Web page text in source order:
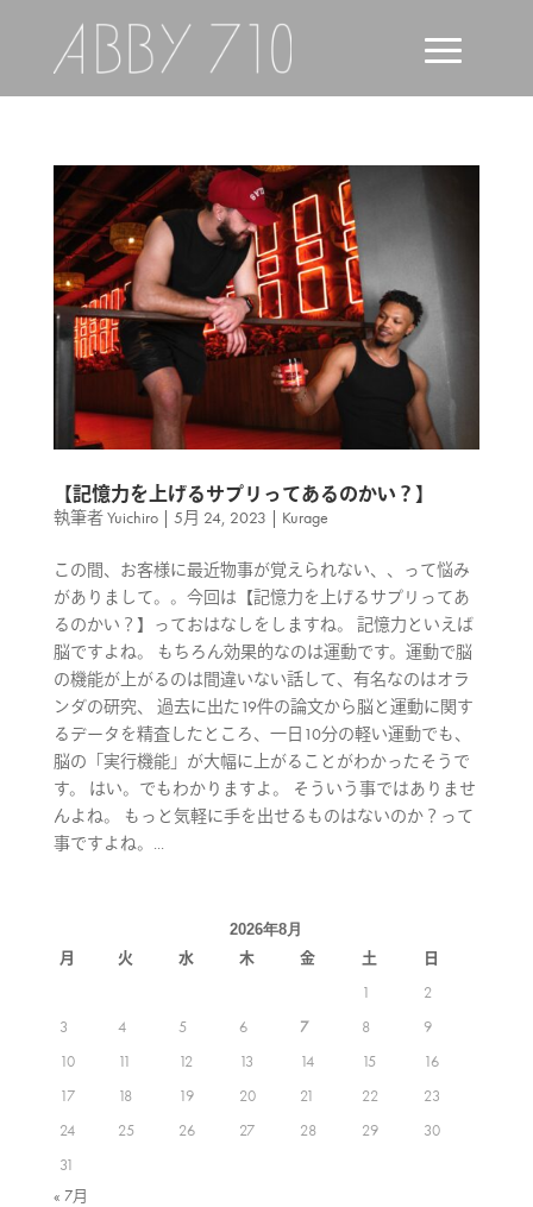
【記憶力を上げるサプリってあるのかい？】
執筆者Yuichiro| 5月 24, 2023 | Kurage
この間、お客様に最近物事が覚えられない、、って悩み
がありまして。。今回は【記憶力を上げるサプリってあ
るのかい？】っておはなしをしますね。 記憶力といえば
脳ですよね。 もちろん効果的なのは運動です。運動で脳
の機能が上がるのは間違いない話して、有名なのはオラ
ンダの研究、 過去に出た19件の論文から脳と運動に関す
るデータを精査したところ、一日10分の軽い運動でも、
脳の「実行機能」が大幅に上がることがわかったそうで
す。 はい。でもわかりますよ。 そういう事ではありませ
んよね。 もっと気軽に手を出せるものはないのか？って
事ですよね。...
2026年8月
月 火 水 木 金 土
日
1
2
3
4 5 6 7 8
9
10
11 12 13 14 15
16
17
18 19 20 21 22
23
24
25 26 27 28 29
30
31
« 7月